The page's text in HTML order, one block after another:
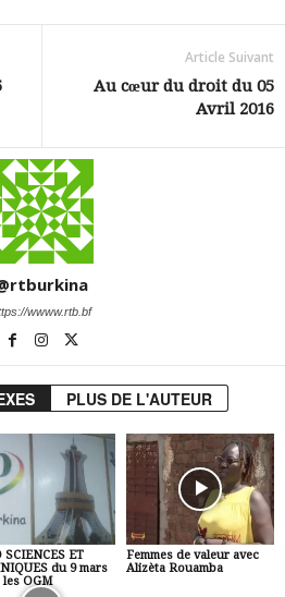
Article Suivant
Au cœur du droit du 05
Avril 2016
wwww.rtb.bf
PLUS DE L'AUTEUR
SCIENCES ET
du 9 mars
les OGM
Femmes de valeur avec
Alizèta Rouamba